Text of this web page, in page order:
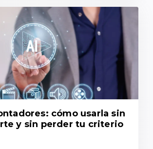
cómo usarla sin
y sin perder tu criterio